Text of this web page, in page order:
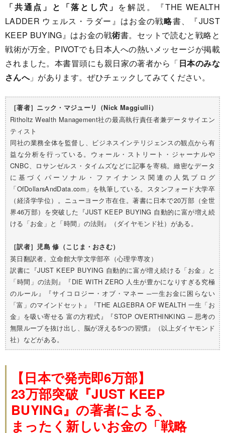
「共通点」と「落とし穴」 を解説。『THE WEALTH
LADDER ウェルス・ラダー』はお金の戦略書、『JUST
KEEP BUYING』はお金の戦術書。セットで読むと戦略と
戦術が万全。PIVOTでも日本人への熱いメッセージが掲載
されました。本書冒頭にも親日家の著者から「日本のみな
さんへ」があります。ぜひチェックしてみてください。
［著者］ニック・マジューリ（Nick Maggiulli）
Ritholtz Wealth Management社の最高執行責任者兼データサイエン
ティスト
同社の業務全体を監督し、ビジネスインテリジェンスの観点から有
益な分析を行っている。ウォール・ストリート・ジャーナルや
CNBC、ロサンゼルス・タイムズなどに記事を寄稿。緻密なデータ
に基づくパーソナル・ファイナンス関連の人気ブログ
「OfDollarsAndData.com」を執筆している。スタンフォード大学卒
（経済学学位）。ニューヨーク市在住。著書に日本で20万部（全世
界46万部）を突破した『JUST KEEP BUYING 自動的に富が増え続
ける「お金」と「時間」の法則』（ダイヤモンド社）がある。
［訳者］ 児島 修（こじま・おさむ）
英日翻訳者。立命館大学文学部卒（心理学専攻）
訳書に『JUST KEEP BUYING 自動的に富が増え続ける「お金」と
「時間」の法則』『DIE WITH ZERO 人生が豊かになりすぎる究極
のルール』『サイコロジー・オブ・マネー ─一生お金に困らない
「富」のマインドセット』『THE ALGEBRA OF WEALTH 一生「お
金」を吸い寄せる 富の方程式』『STOP OVERTHINKING ─ 思考の
無限ループを抜け出し、脳が冴える5つの習慣』（以上ダイヤモンド
社）などがある。
【日本で発売即6万部】
23万部突破『JUST KEEP
BUYING』の著者による、
まったく新しいお金の「戦略